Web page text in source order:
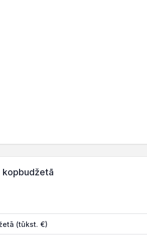
kopbudžetā
(tūkst. €)